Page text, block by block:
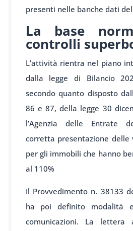
presenti nelle banche dati
La base
controlli
L’attività rientra nel piano
dalla legge di Bilancio
secondo quanto disposto
86 e 87, della legge 30
l’Agenzia delle Entrate
corretta presentazione delle
per gli immobili che hanno
al 110%
Il Provvedimento n. 38133
ha poi definito modalità
comunicazioni. La lettera